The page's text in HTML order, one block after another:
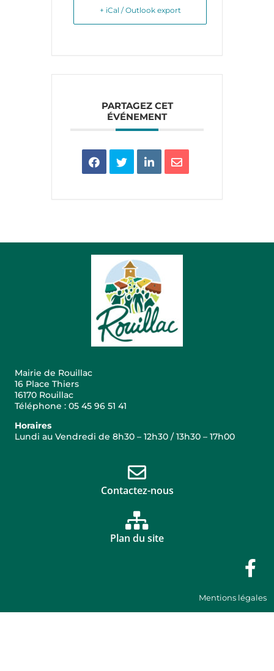
+ iCal / Outlook export
PARTAGEZ CET
ÉVÉNEMENT
Mairie de Rouillac
16 Place Thiers
16170 Rouillac
Téléphone : 05 45 96 51 41
Horaires
Lundi au Vendredi de 8h30 – 12h30 / 13h30 – 17h00
Contactez-nous
Plan du site
Mentions légales